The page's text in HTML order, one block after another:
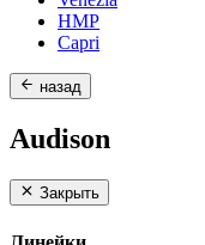
HMP
Capri
назад
Audison
Закрыть